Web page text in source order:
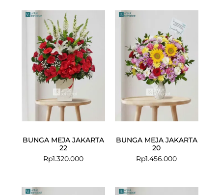
BUNGA MEJA JAKARTA
22
Rp1.320.000
BUNGA MEJA JAKARTA
20
Rp1.456.000